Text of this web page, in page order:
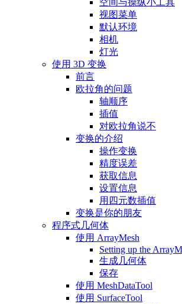
空间与操纵小工具
视图菜单
默认环境
相机
灯光
使用 3D 变换
前言
欧拉角的问题
轴顺序
插值
对欧拉角说不
变换的介绍
操作变换
精度误差
获取信息
设置信息
用四元数插值
变换是你的朋友
程序式几何体
使用 ArrayMesh
Setting up the
生成几何体
保存
使用 MeshDataTool
使用 SurfaceTool